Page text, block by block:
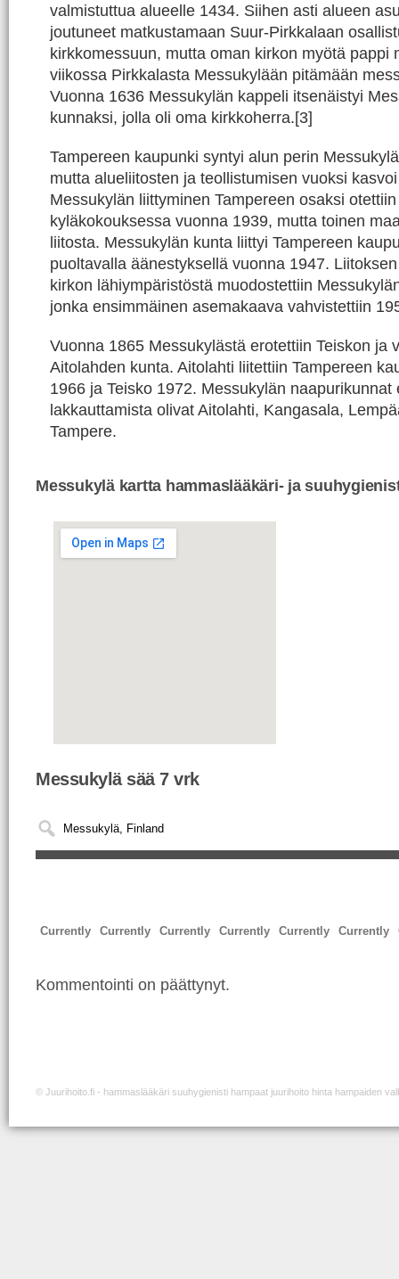
valmistuttua alueelle 1434. Siihen asti alueen
joutuneet matkustamaan Suur-Pirkkalaan
kirkkomessuun, mutta oman kirkon myötä pappi
viikossa Pirkkalasta Messukylään pitämään
Vuonna 1636 Messukylän kappeli itsenäistyi
kunnaksi, jolla oli oma kirkkoherra.[3]
Tampereen kaupunki syntyi alun perin
mutta alueliitosten ja teollistumisen vuoksi
Messukylän liittyminen Tampereen osaksi
kyläkokouksessa vuonna 1939, mutta toinen
liitosta. Messukylän kunta liittyi Tampereen
puoltavalla äänestyksellä vuonna 1947.
kirkon lähiympäristöstä muodostettiin
jonka ensimmäinen asemakaava vahvistettiin
Vuonna 1865 Messukylästä erotettiin Teiskon ja
Aitolahden kunta. Aitolahti liitettiin Tampereen
1966 ja Teisko 1972. Messukylän naapurikunnat
lakkauttamista olivat Aitolahti, Kangasala,
Tampere.
Messukylä kartta hammaslääkäri- ja
Messukylä sää 7 vrk
Currently Currently Currently Currently Currently Currently
Kommentointi on päättynyt.
© Juurihoito.fi - hammaslääkäri suuhygienisti hampaat juurihoito hinta hampaiden